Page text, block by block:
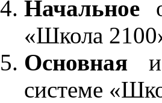
Начальное
«Школа
Основная
системе